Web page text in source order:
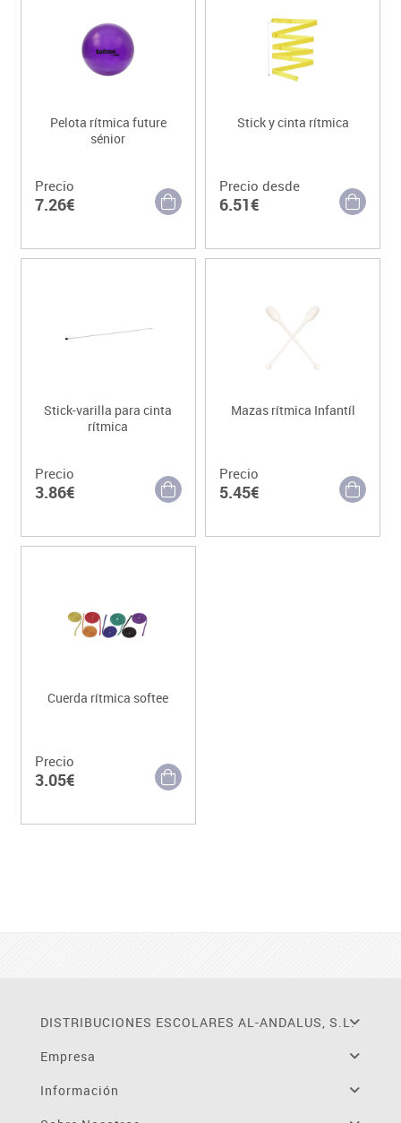
Pelota rítmica future
sénior
Precio
7.26€
Stick y cinta rítmica
Precio desde
6.51€
Stick-varilla para cinta
rítmica
Precio
3.86€
Mazas rítmica Infantíl
Precio
5.45€
Cuerda rítmica softee
Precio
3.05€
DISTRIBUCIONES ESCOLARES AL-ANDALUS, S.L.
Empresa
Información